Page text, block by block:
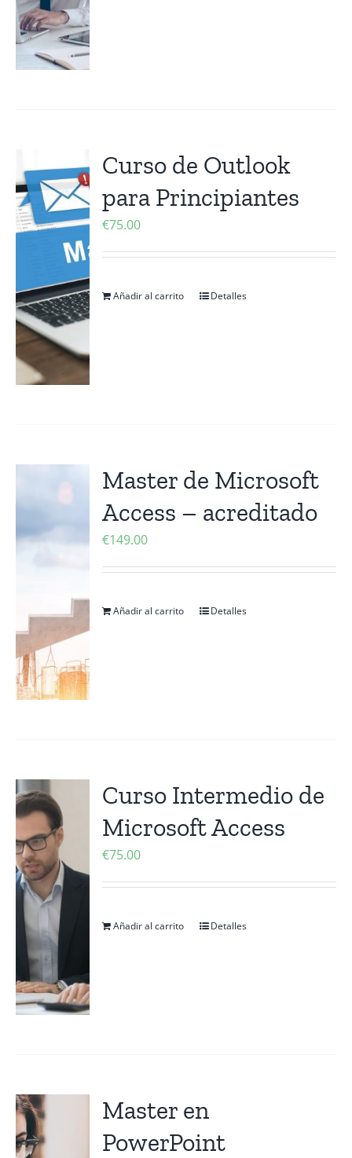
Curso de Outlook
para Principiantes
€75.00
Añadir al carrito Detalles
Master de Microsoft
Access – acreditado
€149.00
Añadir al carrito Detalles
Curso Intermedio de
Microsoft Access
€75.00
Añadir al carrito Detalles
Master en
PowerPoint